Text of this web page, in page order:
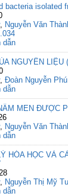
bacteria isolated
, Nguyễn Văn
dẫn
NGUYÊN
, Đoàn Nguyễn
dẫn
MEN ĐƯỢC
, Nguyễn Văn
dẫn
HÓA HỌC VÀ
, Nguyễn Thị Mỹ
dẫn